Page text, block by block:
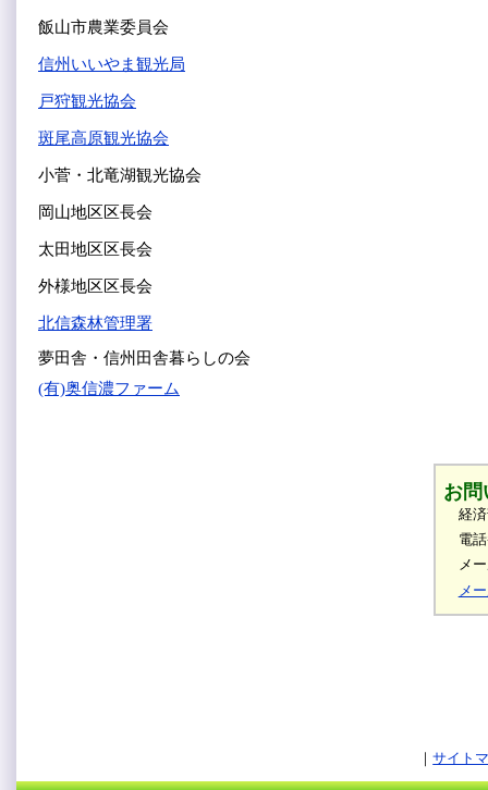
飯山市農業委員会
信州いいやま観光局
戸狩観光協会
斑尾高原観光協会
小菅・北竜湖観光協会
岡山地区区長会
太田地区区長会
外様地区区長会
北信森林管理署
夢田舎・信州田舎暮らしの会
(有)奥信濃ファーム
お問
経
電
メ
メ
サイト